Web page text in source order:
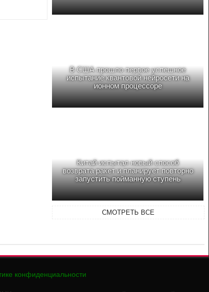
В США прошло первое успешное
испытание квантовой нейросети на
ионном процессоре
Китай испытал новый способ
возврата ракет и планирует повторно
запустить пойманную ступень
СМОТРЕТЬ ВСЕ
конфиденциальности